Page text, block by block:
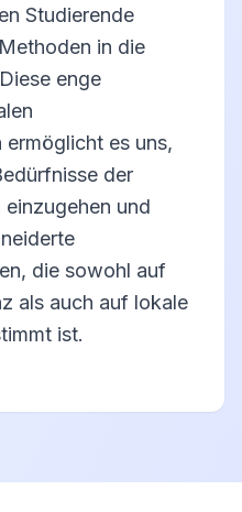
Studierende
in die
enge
ermöglicht es uns,
der
und
die sowohl auf
als auch auf lokale
ist.